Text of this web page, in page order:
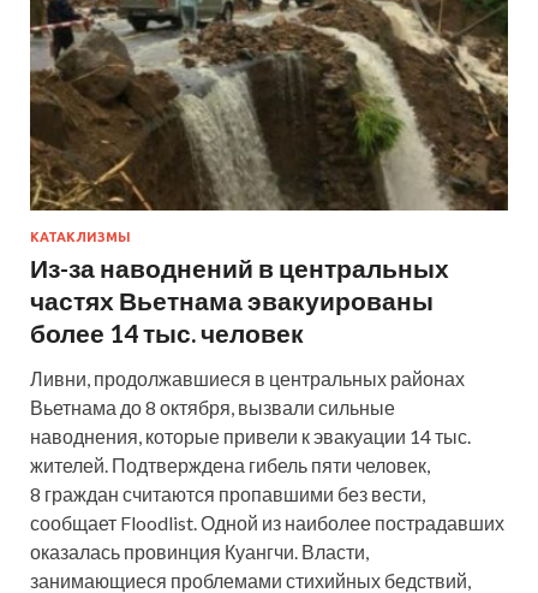
КАТАКЛИЗМЫ
Из-за наводнений в центральных
частях Вьетнама эвакуированы
более 14 тыс. человек
Ливни, продолжавшиеся в центральных районах
Вьетнама до 8 октября, вызвали сильные
наводнения, которые привели к эвакуации 14 тыс.
жителей. Подтверждена гибель пяти человек,
8 граждан считаются пропавшими без вести,
сообщает Floodlist. Одной из наиболее пострадавших
оказалась провинция Куангчи. Власти,
занимающиеся проблемами стихийных бедствий,